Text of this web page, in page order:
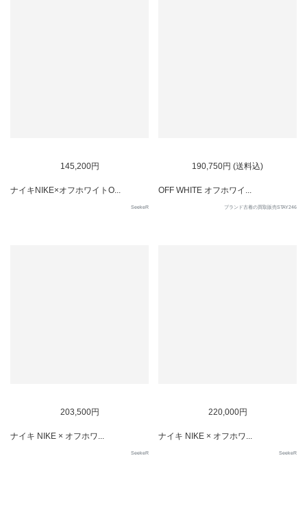
145,200円
ナイキNIKE×オフホワイトO...
SeekeR
190,750円 (送料込)
OFF WHITE オフホワイ...
ブランド古着の買取販売STAY246
203,500円
ナイキ NIKE × オフホワ...
SeekeR
220,000円
ナイキ NIKE × オフホワ...
SeekeR